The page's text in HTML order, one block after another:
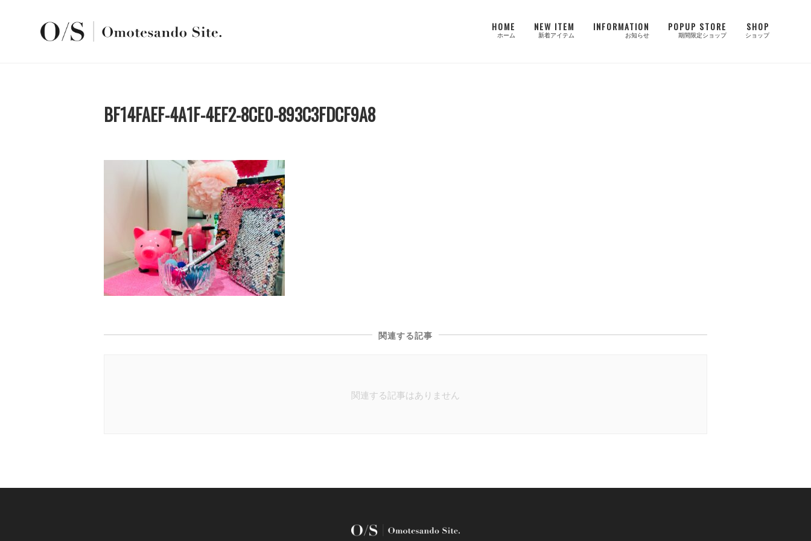
HOME
ホーム
NEW ITEM
新着アイテム
INFORMATION
お知らせ
POPUP STORE
期間限定ショップ
SHOP
ショップ
BF14FAEF-4A1F-4EF2-8CE0-893C3FDCF9A8
関連する記事
関連する記事はありません